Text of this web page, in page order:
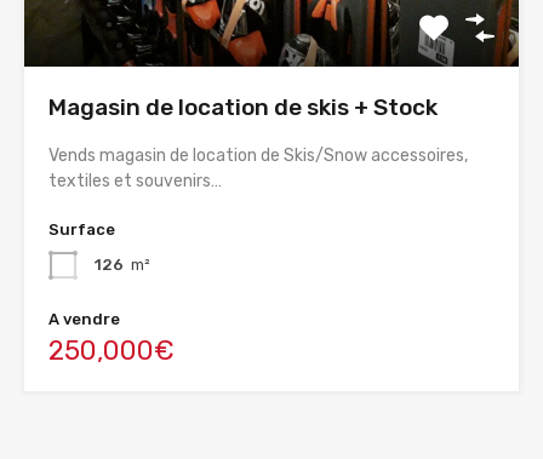
Magasin de location de skis + Stock
Vends magasin de location de Skis/Snow accessoires,
textiles et souvenirs…
Surface
126 m²
A vendre
250,000€